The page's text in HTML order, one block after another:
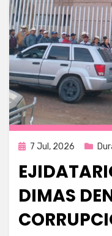
Publicada
7 Jul, 2026
DIMAS